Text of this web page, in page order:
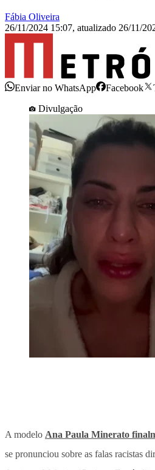
Fábia Oliveira
26/11/2024 15:07, atualizado 26/11/
Enviar no WhatsApp Facebook
Divulgação
A modelo Ana Paula Minerato
se pronunciou sobre as falas racistas